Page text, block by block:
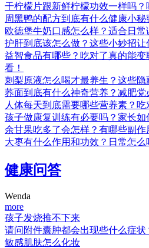
干柠檬片跟新鲜柠檬功效一样吗？
周黑鸭的配方到底有什么健康小
欧德堡牛奶口感怎么样？适合日常
护肝到底该怎么做？这些小妙招让
益智食品有哪些？吃对了真的能
看！
刺梨原液怎么喝才最养生？这些隐
荞面到底有什么神奇营养？减肥党
人体每天到底需要哪些营养素？吃
孩子做康复训练有必要吗？家长如
余甘果吃多了会怎样？有哪些副作
大枣有什么作用和功效？日常怎么
健康问答
Wenda
more
孩子发烧推不下来
请问附件囊肿都会出现些什么症状
敏感肌肤怎么化妆